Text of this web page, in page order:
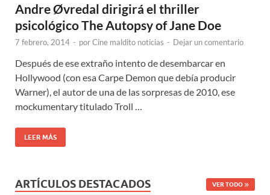
Andre Øvredal dirigirá el thriller
psicológico The Autopsy of Jane Doe
7 febrero, 2014 - porCine maldito noticias - Dejar un comentario
Después de ese extraño intento de desembarcar en
Hollywood (con esa Carpe Demon que debía producir
Warner), el autor de una de las sorpresas de 2010, ese
mockumentary titulado Troll …
LEER MÁS
ARTÍCULOS DESTACADOS VER TODO